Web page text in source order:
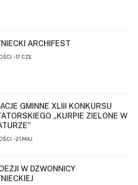
ARCHIFEST
17.CZE
GMINNE XLIII KONKURSU
„KURPIE ZIELONE W
21.MAJ
W DZWONNICY